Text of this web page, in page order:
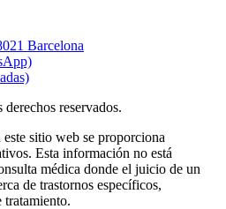
Barcelona
reservados.
sitio web se proporciona
Esta información no está
médica donde el juicio de un
de trastornos específicos,
tratamiento.